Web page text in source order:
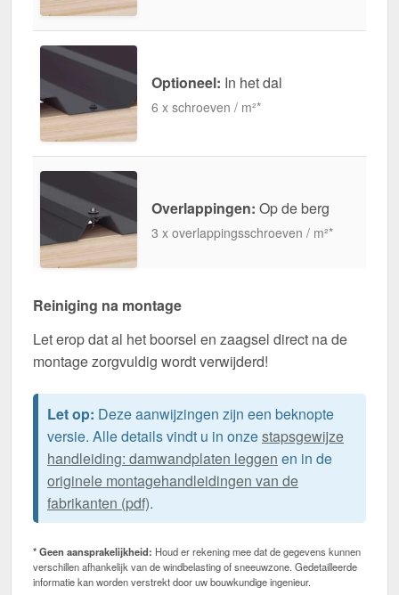
Optioneel: In het dal
6 x schroeven / m²*
Overlappingen: Op de berg
3 x overlappingsschroeven / m²*
Reiniging na montage
Let erop dat al het boorsel en zaagsel direct na de
montage zorgvuldig wordt verwijderd!
Let op: Deze aanwijzingen zijn een beknopte
versie. Alle details vindt u in onzestapsgewijze
handleiding: damwandplaten leggen en in de
originele montagehandleidingen van de
fabrikanten (pdf).
* Geen aansprakelijkheid: Houd er rekening mee dat de gegevens kunnen
verschillen afhankelijk van de windbelasting of sneeuwzone. Gedetailleerde
informatie kan worden verstrekt door uw bouwkundige ingenieur.